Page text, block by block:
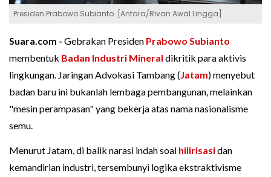
Presiden Prabowo Subianto. [Antara/Rivan Awal Lingga]
Suara.com - Gebrakan Presiden Prabowo Subianto
membentuk Badan Industri Mineral dikritik para aktivis
lingkungan. Jaringan Advokasi Tambang (Jatam) menyebut
badan baru ini bukanlah lembaga pembangunan, melainkan
"mesin perampasan" yang bekerja atas nama nasionalisme
semu.
Menurut Jatam, di balik narasi indah soal hilirisasidan
kemandirian industri, tersembunyi logika ekstraktivisme